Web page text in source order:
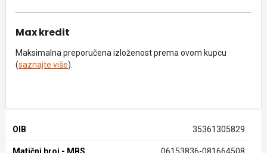
Max kredit
Maksimalna preporučena izloženost prema ovom kupcu
(saznajte više).
OIB 35361305829